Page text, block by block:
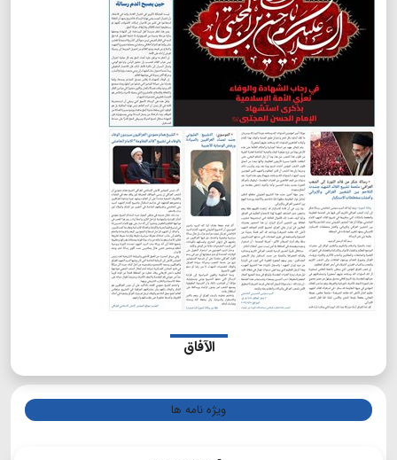
الآفاق
ویژه نامه ها